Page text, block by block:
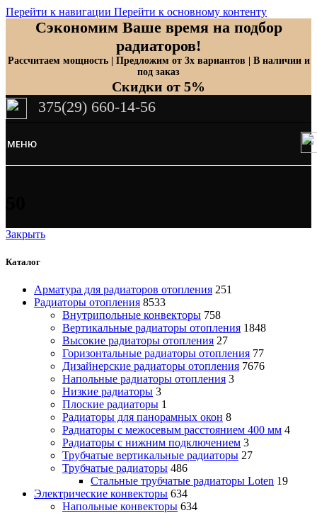
Перейти к навигации Перейти к основному контенту
Сэкономим Ваше время на подбор
радиаторов!
Рассчитаем мощность | Предложим от 3х вариантов | В наличии и
под заказ
Скидки от 5%
375(29) 660-14-56
МЕНЮ
Закрыть
Каталог
Арматура для радиаторов отопления 251
Радиаторы отопления 8533
Внутрипольные конвекторы 758
Вертикальные радиаторы отопления 1848
Высокие радиаторы отопления 27
Горизонтальные радиаторы отопления 77
Дизайнерские радиаторы отопления 7676
Напольные радиаторы отопления 3
Низкие радиаторы 3
Плоские радиаторы 1
Радиаторы для панорамных окон 8
Радиаторы с межосевым расстоянием 400 мм 4
Радиаторы с нижним подключением 3
Трубчатые вертикальные радиаторы 27
Трубчатые радиаторы 486
Cтальные трубчатые радиаторы Loten 19
Электрические конвекторы 634
Напольные конвекторы 634